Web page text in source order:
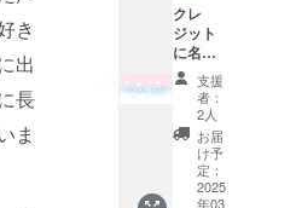
き
出
長
ま
お披露
目ツ
イート
のツ
リー
欄、概
要欄で
文字の
みの紹
介予定
クレ
ジット
に名前
記載
（記載
してほ
しい名
前を備
考欄に
お願い
支援
者：
2人
お届
け予
定：
2025
年03